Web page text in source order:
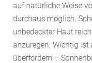
auf natürliche Weise
durchaus möglich.
unbedeckter Haut
anzuregen. Wichtig ist
überfordern –